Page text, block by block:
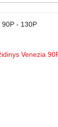
90P - 130P